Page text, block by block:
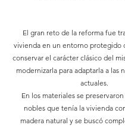
El gran reto de la reforma fue
vivienda en un entorno protegido
conservar el carácter clásico del
modernizarla para adaptarla a las
actuales.
En los materiales se
nobles que tenía la vivienda
madera natural y se buscó